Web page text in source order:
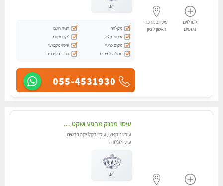
לפרטים
נוספים
עיסוי במרכז
ראשון לציון
זהב
מקלחת
חניה חינם
עיסוי מרגיע
נקי ומסודר
מקום פרטי
עיסוי מקצועי
תמונה אמיתית
דוברת עיברית
055-4531930
עיסוי מפנק מרגיע ושקט במקום מדהים עיסוי מושקע מאוד כל סוגי העיסויים מעסה מקצועית ואיכותית פרטי!!!
עיסוי מקצועי, עיסוי בקלניקה פרטית,
עיסוי טנטרה
זהב